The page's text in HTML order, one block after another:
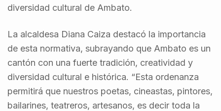
diversidad cultural de Ambato.
La alcaldesa Diana Caiza destacó la importancia
de esta normativa, subrayando que Ambato es un
cantón con una fuerte tradición, creatividad y
diversidad cultural e histórica. “Esta ordenanza
permitirá que nuestros poetas, cineastas, pintores,
bailarines, teatreros, artesanos, es decir toda la